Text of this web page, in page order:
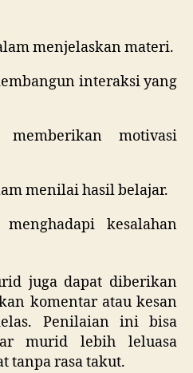
menjelaskan materi.
interaksi yang
memberikan motivasi
menilai hasil belajar.
kesalahan
juga dapat diberikan
komentar atau kesan
Penilaian ini bisa
murid lebih leluasa
tanpa rasa takut.